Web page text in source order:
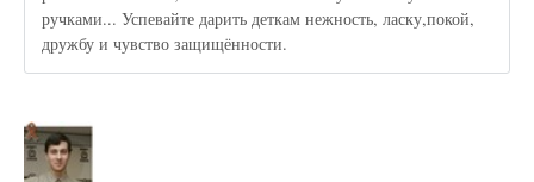
ручками... Успевайте дарить деткам нежность, ласку,покой,
дружбу и чувство защищённости.